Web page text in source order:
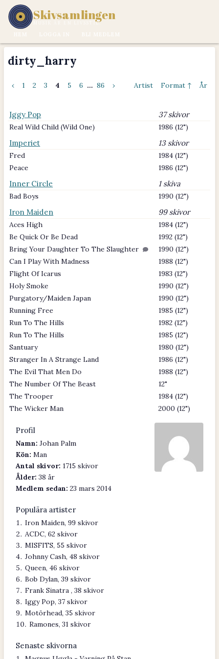
Skivsamlingen
MUSIK ÄR EN LIVSSTIL.
dirty_harry
‹ 1 2 3 4 5 6 ... 86 › Artist Format ↑ År
Iggy Pop 37 skivor
Real Wild Child (Wild One) 1986 (12")
Imperiet 13 skivor
Fred
1984 (12")
Peace
1986 (12")
Inner Circle 1 skiva
Bad Boys 1990 (12")
Iron Maiden 99 skivor
Aces High
1984 (12")
Be Quick Or Be Dead
1992 (12")
Bring Your Daughter To The Slaughter
1990 (12")
Can I Play With Madness
1988 (12")
Flight Of Icarus
1983 (12")
Holy Smoke
1990 (12")
Purgatory/Maiden Japan
1990 (12")
Running Free
1985 (12")
Run To The Hills
1982 (12")
Run To The Hills
1985 (12")
Santuary
1980 (12")
Stranger In A Strange Land
1986 (12")
The Evil That Men Do
1988 (12")
The Number Of The Beast
12"
The Trooper
1984 (12")
The Wicker Man
2000 (12")
Profil
Namn: Johan Palm
Kön: Man
Antal skivor: 1715 skivor
Ålder: 38 år
Medlem sedan: 23 mars 2014
Populära artister
Iron Maiden, 99 skivor
ACDC, 62 skivor
MISFITS, 55 skivor
Johnny Cash, 48 skivor
Queen, 46 skivor
Bob Dylan, 39 skivor
Frank Sinatra , 38 skivor
Iggy Pop, 37 skivor
Motörhead, 35 skivor
Ramones, 31 skivor
Senaste skivorna